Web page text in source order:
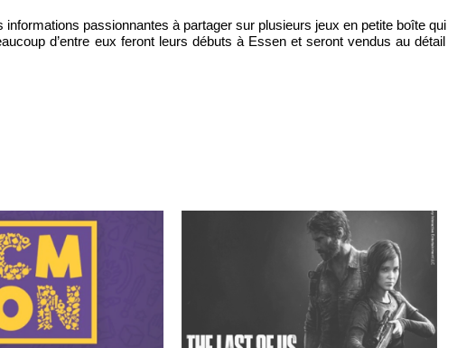
informations passionnantes à partager sur plusieurs jeux en petite boîte qui
d’entre eux feront leurs débuts à Essen et seront vendus au détail